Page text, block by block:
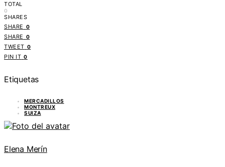
TOTAL
0
SHARES
SHARE 0
SHARE 0
TWEET 0
PIN IT 0
Etiquetas
MERCADILLOS
MONTREUX
SUIZA
Elena Merín